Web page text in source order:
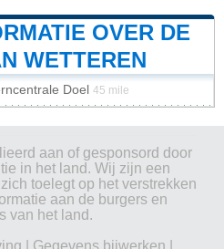
OVER DE
WETTEREN
Doel 45 mile
aan of gesponsord door
in het land. Wij zijn een
toelegt op het verstrekken
aan de burgers en
van het land.
Gegevens bijwerken